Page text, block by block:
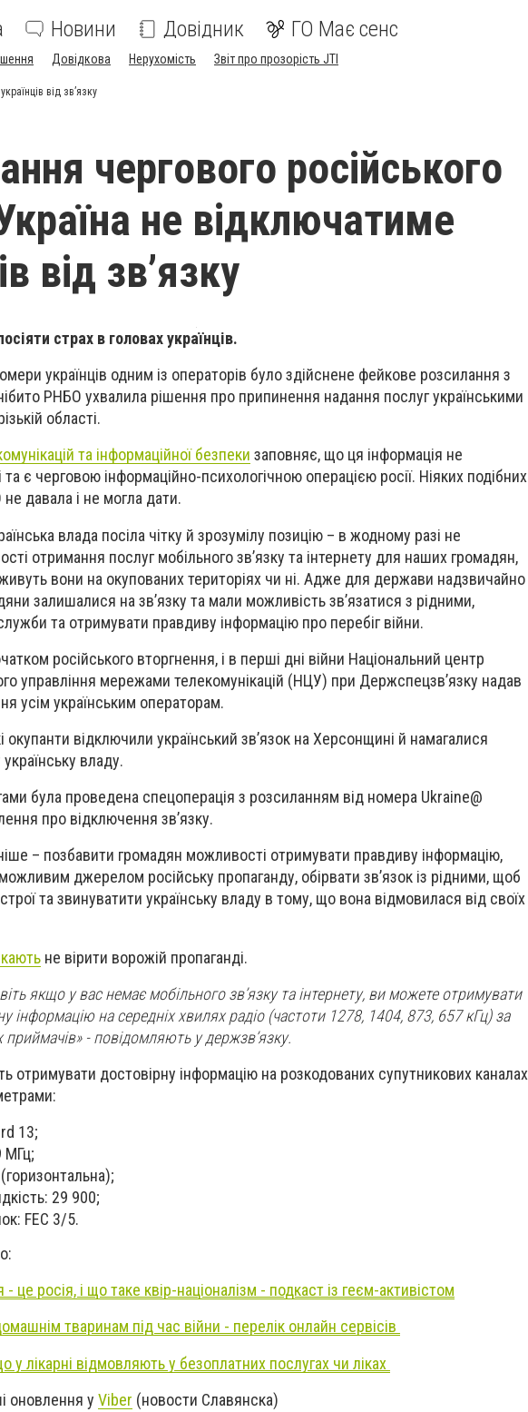
Новини Довідник ГО Має сенс
Довідкова Нерухомість Звіт про прозорість JTI
від зв’язку
чергового російського
не відключатиме
від зв’язку
страх в головах українців.
українців одним із операторів було здійснене фейкове розсилання з
РНБО ухвалила рішення про припинення надання послуг українськими
області.
та інформаційної безпеки заповняє, що ця інформація не
та є черговою інформаційно-психологічною операцією росії. Ніяких подібних
давала і не могла дати.
влада посіла чітку й зрозумілу позицію – в жодному разі не
отримання послуг мобільного зв’язку та інтернету для наших громадян,
вони на окупованих територіях чи ні. Адже для держави надзвичайно
залишалися на зв’язку та мали можливість зв’язатися з рідними,
та отримувати правдиву інформацію про перебіг війни.
російського вторгнення, і в перші дні війни Національний центр
управління мережами телекомунікацій (НЦУ) при Держспецзв’язку надав
усім українським операторам.
окупанти відключили український зв’язок на Херсонщині й намагалися
владу.
була проведена спецоперація з розсиланням від номера Ukraine@
про відключення зв’язку.
– позбавити громадян можливості отримувати правдиву інформацію,
джерелом російську пропаганду, обірвати зв’язок із рідними, щоб
та звинуватити українську владу в тому, що вона відмовилася від своїх
не вірити ворожій пропаганді.
якщо у вас немає мобільного зв’язку та інтернету, ви можете отримувати
інформацію на середніх хвилях радіо (частоти 1278, 1404, 873, 657 кГц) за
- повідомляють у держзв’язку.
отримувати достовірну інформацію на розкодованих супутникових каналах
13;
МГц;
29 900;
FEC 3/5.
це росія, і що таке квір-націоналізм - подкаст із геєм-активістом
тваринам під час війни - перелік онлайн сервісів
лікарні відмовляють у безоплатних послугах чи ліках
оновлення у Viber (новости Славянска)